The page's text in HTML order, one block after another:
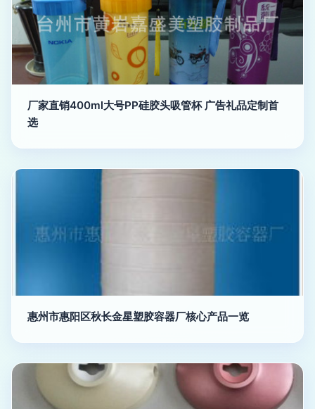
厂家直销400ml大号PP硅胶头吸管杯 广告礼品定制首
选
惠州市惠阳区秋长金星塑胶容器厂核心产品一览